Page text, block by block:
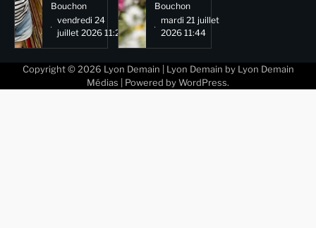
Bouchon
vendredi 24
juillet 2026 11:29
Bouchon
mardi 21 juillet
2026 11:44
Copyright © 2026 Lyon Demain | Lyon Demain by Lyon Demain
Médias | Powered by WordPress.